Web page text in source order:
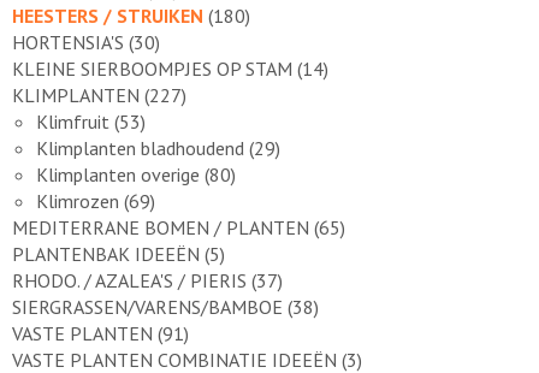
HEESTERS / STRUIKEN (180)
HORTENSIA'S (30)
KLEINE SIERBOOMPJES OP STAM (14)
KLIMPLANTEN (227)
Klimfruit (53)
Klimplanten bladhoudend (29)
Klimplanten overige (80)
Klimrozen (69)
MEDITERRANE BOMEN / PLANTEN (65)
PLANTENBAK IDEEËN (5)
RHODO. / AZALEA'S / PIERIS (37)
SIERGRASSEN/VARENS/BAMBOE (38)
VASTE PLANTEN (91)
VASTE PLANTEN COMBINATIE IDEEËN (3)